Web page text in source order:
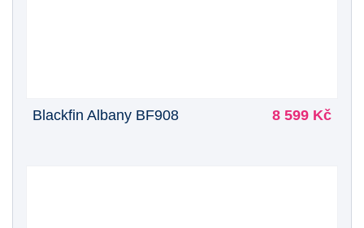
Blackfin Albany BF908 8 599 Kč